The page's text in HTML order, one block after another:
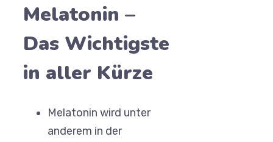
Melatonin –
Das Wichtigste
in aller Kürze
Melatonin wird unter
anderem in der